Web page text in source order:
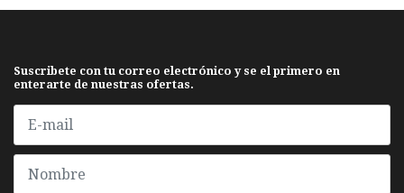
Suscribete con tu correo electrónico y se el primero en
enterarte de nuestras ofertas.